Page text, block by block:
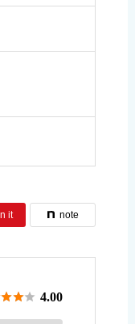
it note
 4.00